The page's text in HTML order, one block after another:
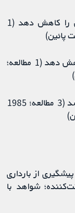
• قطع مصرف ناشی از مشکلات قاعدگی را کاهش دهد (1
• قطع مصرف ناشی از حوادث جانبی را کاهش دهد (1 مطالعه؛
• تاثیری بر پیامد‌های بارداری نداشته باشد (3 مطالعه؛ 1985
از بارداری
(2 مطالعه؛ 933 شرکت‌کننده؛ شواهد با